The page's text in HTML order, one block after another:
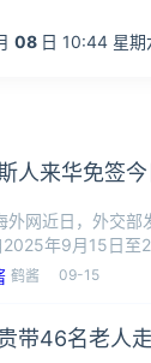
08 日 10:44 星期
人来华免签
外网近日，外交部
2025年9月15日至
华鹤酱 09-15
带46名老人